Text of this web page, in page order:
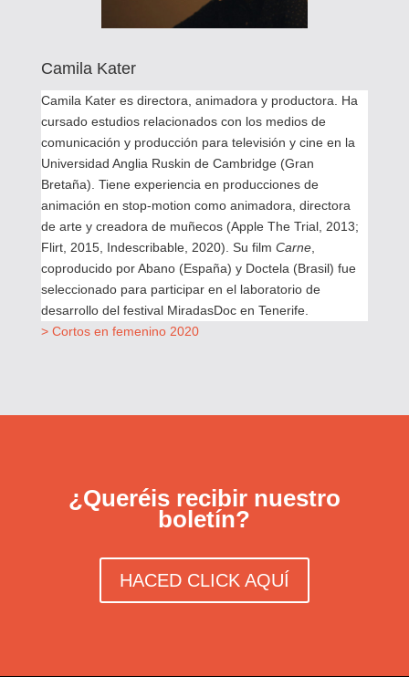
Camila Kater
Camila Kater es directora, animadora y productora. Ha
cursado estudios relacionados con los medios de
comunicación y producción para televisión y cine en la
Universidad Anglia Ruskin de Cambridge (Gran
Bretaña). Tiene experiencia en producciones de
animación en stop-motion como animadora, directora
de arte y creadora de muñecos (Apple The Trial, 2013;
Flirt, 2015, Indescribable, 2020). Su film Carne,
coproducido por Abano (España) y Doctela (Brasil) fue
seleccionado para participar en el laboratorio de
desarrollo del festival MiradasDoc en Tenerife.
> Cortos en femenino 2020
¿Queréis recibir nuestro
boletín?
HACED CLICK AQUÍ